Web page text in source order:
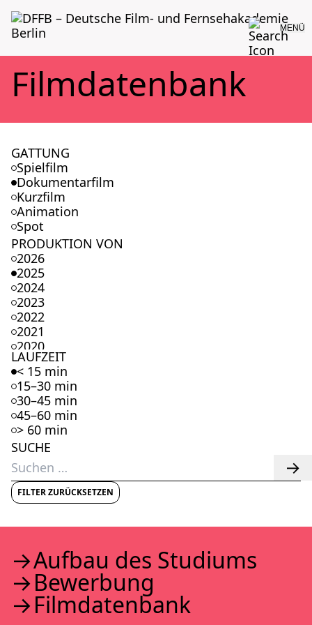
MENÜ
Film­da­ten­bank
GATTUNG
Spielfilm
Dokumentarfilm
Kurzfilm
Animation
Spot
PRODUKTION VON
2026
2025
2024
2023
2022
2021
2020
2019
2018
2017
2016
2015
2014
2013
2012
2011
2010
2009
2006
2005
2004
2003
2002
LAUFZEIT
< 15 min
15–30 min
30–45 min
45–60 min
> 60 min
SUCHE
Suchen
nach:
FILTER ZURÜCKSETZEN
Auf­bau des Stu­di­ums
Bewer­bung
Film­da­ten­bank